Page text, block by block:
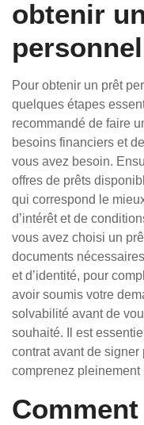
obtenir
Pour obtenir un prêt
quelques étapes
recommandé de faire
besoins financiers et
vous avez besoin.
offres de prêts
qui correspond le
d’intérêt et de
vous avez choisi un
documents
et d’identité, pour
avoir soumis votre
solvabilité avant de
souhaité. Il est
contrat avant de
comprenez